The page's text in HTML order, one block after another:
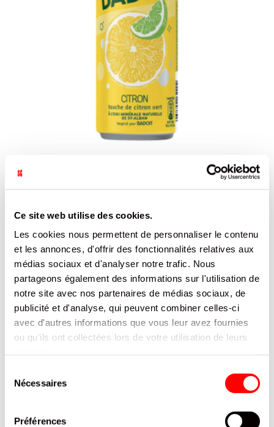
Ce site web utilise des cookies.
Les cookies nous permettent de personnaliser le contenu
et les annonces, d'offrir des fonctionnalités relatives aux
médias sociaux et d'analyser notre trafic. Nous
partageons également des informations sur l'utilisation de
notre site avec nos partenaires de médias sociaux, de
publicité et d'analyse, qui peuvent combiner celles-ci
avec d'autres informations que vous leur avez fournies
ou qu'ils ont collectées lors de votre utilisation de leurs
Nécessaires
Préférences
BULLES DE FRUITS CITRON TOUCHE DE CITRON VERT 6X33CL
SE CONNECTER